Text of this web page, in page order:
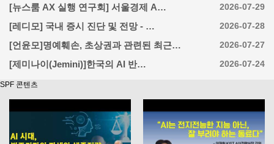
[뉴스룸 AX 실행 연구회] 서울경제 A… 2026-07-29
[레디모] 국내 증시 진단 및 전망 - … 2026-07-28
[언윤모]명예훼손, 초상권과 관련된 최근… 2026-07-27
[제미나이(Jemini)]한국의 AI 반… 2026-07-24
SPF 콘텐츠